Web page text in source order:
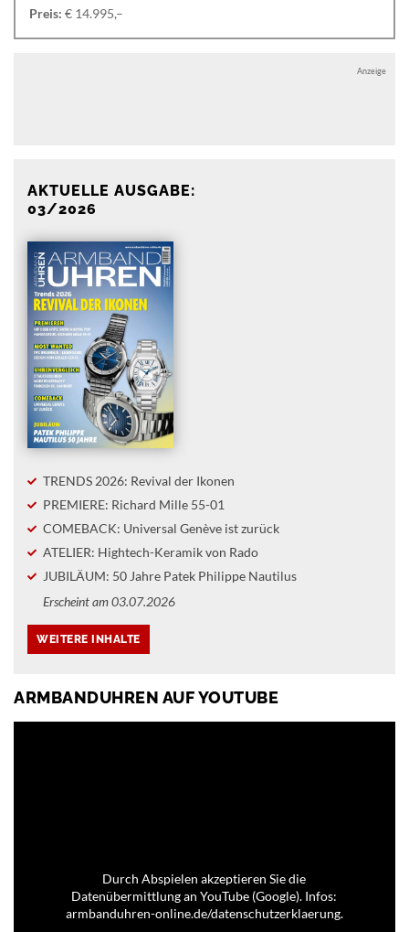
Preis: € 14.995,–
Anzeige
AKTUELLE AUSGABE:
03/2026
TRENDS 2026: Revival der Ikonen
PREMIERE: Richard Mille 55-01
COMEBACK: Universal Genève ist zurück
ATELIER: Hightech-Keramik von Rado
JUBILÄUM: 50 Jahre Patek Philippe Nautilus
Erscheint am 03.07.2026
ARMBANDUHREN AUF YOUTUBE
Durch Abspielen akzeptieren Sie die
Datenübermittlung an YouTube (Google). Infos:
armbanduhren-online.de/datenschutzerklaerung.